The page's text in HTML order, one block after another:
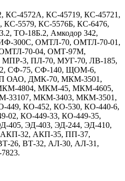
КС-4572А, КС-45719, КС-45721,
5579, КС-5576Б, КС-6476,
ТО-18Б.2, Амкодор 342,
300С, ОМТЛ-70, ОМТЛ-70-01,
70-04, ОМТ-97М,
3, ПЛ-70, МУГ-70, ЛВ-185,
СФ-75, СФ-140, ЩОМ-6,
ОАО, ДМК-70, МКМ-3501,
4804, МКМ-45, МКМ-4605,
МКМ-3403, МКМ-3501,
449, КО-452, КО-530, КО-440-6,
02, КО-449-33, КО-449-35,
ЭД-403, ЭД-244, ЭД-410,
32, АКП-35, ПП-37,
26, ВТ-32, АЛ-30, АЛ-31,